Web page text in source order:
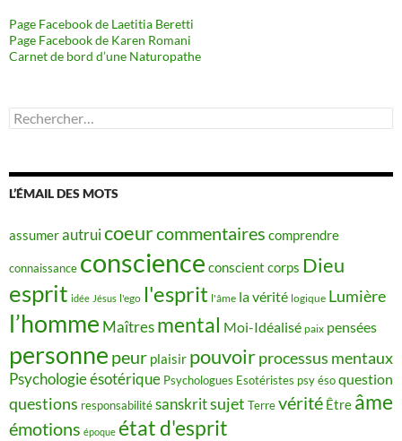
Page Facebook de Laetitia Beretti
Page Facebook de Karen Romani
Carnet de bord d’une Naturopathe
Rechercher :
L’ÉMAIL DES MOTS
assumerautruicoeurcommentaires comprendre
connaissance conscience conscient corps Dieu
esprit idée Jésus l'ego l'esprit l'âme la vérité logique Lumière
l’homme Maîtres mental Moi-Idéalisé paix pensées
personne peur plaisir pouvoirprocessus mentaux
Psychologie ésotérique Psychologues Esotéristes psy ésoquestion
questions responsabilitésanskritsujet Terrevérité Être âme
émotions époque état d'esprit